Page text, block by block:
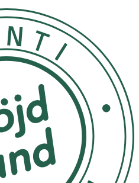
Använd
fina konturer och en skarp
dem med hjälp av Depend
utsätt ej för direkt solljus
77499 Hydrogenated Coco-
Stearate CI 77492 CI 77491
Coconut Oil